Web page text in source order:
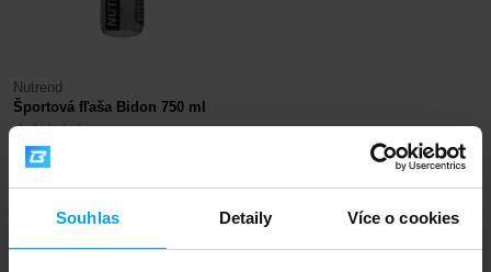
Souhlas Detaily Více o cookies
Nutrend
Športová fľaša Bidon 750 ml
89Kč
Rychlé doručení